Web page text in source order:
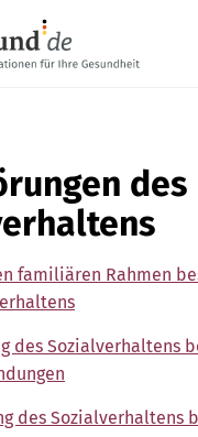
des
familiären Rahmen
des Sozialverhaltens
des Sozialverhaltens